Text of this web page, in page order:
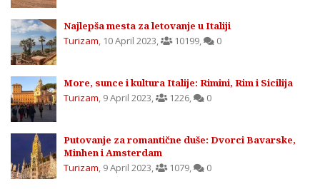
Najlepša mesta za letovanje u Italiji
Turizam, 10 April 2023, 10199, 0
More, sunce i kultura Italije: Rimini, Rim i Sicilija
Turizam, 9 April 2023, 1226, 0
Putovanje za romantične duše: Dvorci Bavarske,
Minhen i Amsterdam
Turizam, 9 April 2023, 1079, 0